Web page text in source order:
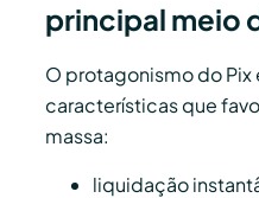
principal meio
O protagonismo do Pix
características que
massa:
liquidação